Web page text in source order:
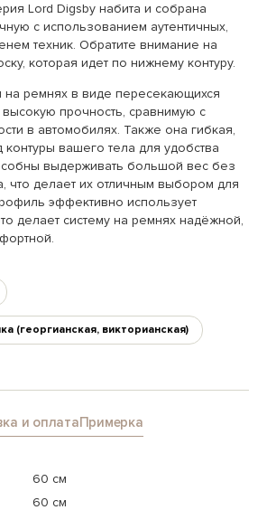
Lord Digsby набита и собрана
с использованием аутентичных,
техник. Обратите внимание на
которая идет по нижнему контуру.
на ремнях в виде пересекающихся
прочность, сравнимую с
в автомобилях. Также она гибкая,
контуры вашего тела для удобства
выдерживать большой вес без
что делает их отличным выбором для
эффективно использует
делает систему на ремнях надёжной,
(георгианская, викторианская)
и оплатаПримерка
60 см
60 см